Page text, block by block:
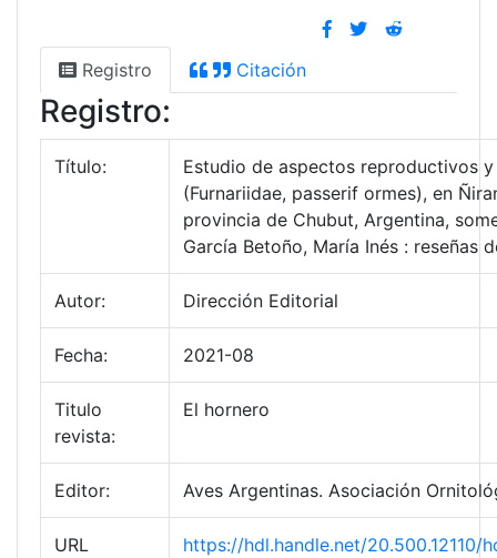
Registro Citación
Registro:
Título:
Estudio de aspectos reproductivos
(Furnariidae, passerif ormes), en
provincia de Chubut, Argentina,
García Betoño, María Inés : reseñas
Autor: Dirección Editorial
Fecha: 2021-08
Titulo
revista:
El hornero
Editor: Aves Argentinas. Asociación
URL
https://hdl.handle.net/20.500.12110/